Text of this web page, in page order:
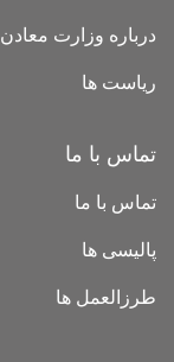
درباره وزارت معادن
ریاست ها
تماس با ما
تماس با ما
پالیسی ها
طرزالعمل ها